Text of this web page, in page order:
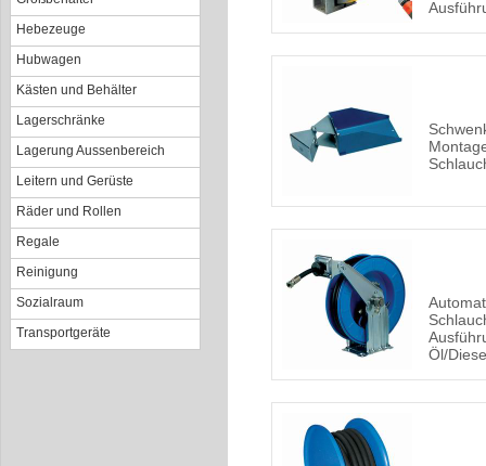
Hebezeuge
Hubwagen
Kästen und Behälter
Lagerschränke
Lagerung Aussenbereich
Leitern und Gerüste
Räder und Rollen
Regale
Reinigung
Sozialraum
Transportgeräte
Öl/